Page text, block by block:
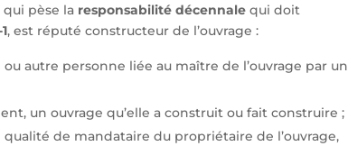
qui pèse la responsabilité décennale qui doit
, est réputé constructeur de l’ouvrage :
autre personne liée au maître de l’ouvrage par un
un ouvrage qu’elle a construit ou fait construire ;
de mandataire du propriétaire de l’ouvrage,